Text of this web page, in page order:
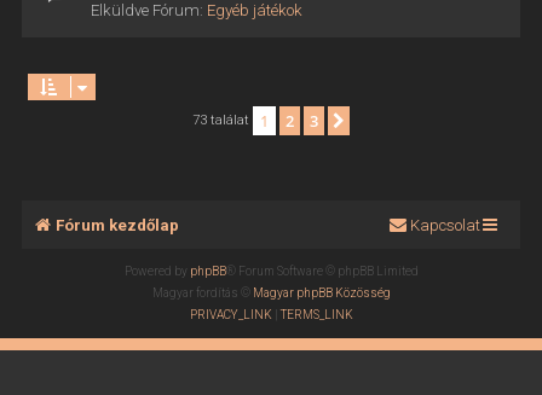
Elküldve Fórum: Egyéb játékok
73 találat 1 2 3
Fórum kezdőlap Kapcsolat
Powered by phpBB® Forum Software © phpBB Limited
Magyar fordítás ©
Magyar phpBB Közösség
PRIVACY_LINK| TERMS_LINK